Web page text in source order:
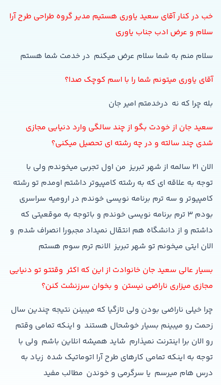
خب در کنار آقاي سعيد ياوري هستيم مدير گروه طراحي طرح آرا
سلام و عرض ادب جناب یاوری
سلام منم به شما سلام عرض میکنم در خدمت شما هستم
آقاي ياوري ميتونم شما را با اسم کوچک صدا؟
بله چرا که نه درخدمتم امير جان
سعيد جان از خودت بگو از چند سالگي وارد دنيايي مجازي
شدي چند سالته و در چه رشته اي تحصيل ميکني؟
الان 21 سالمه از شهر تبريز من اول تجربي ميخوندم ولي با
توجه به علاقه اي که به رشته کامپيوتر داشتم اومدم تو رشته
کامپيوتر و سه ترم برنامه نويسي خوندم در اروميه سراسري
بودم 3 ترم برنامه نويسي خوندم و باتوجه به موقعيتي که
داشتم و از دانشگاه هم انتقال نميداد مجبورا انصراف شدم و
الان ايتي ميخونم تو شهر تبريز الانم ترم سوم هستم
بسیار عالی سعيد جان خانوادت از اين که اکثر وقتتو تو دنيايي
مجازي ميزاري ناراضي نيستن و بخوان سرزنشت کنن؟
چرا خيلي ناراضي بودن ولي تازگيا که ميبينن نتيجه چندين سال
زحمت رو ميبينم بسيار خوشحال هستند و اينکه تمامي وقتم
رو الان برا اينترنت نميذارم شايد هميشه انلاين باشم ولي با
توجه به اينکه تمامي کارهاي طرح آرا اتوماتيک شده زياد به
درس هام ميرسم يا سرگرمي و خوندن مطالب مفيد